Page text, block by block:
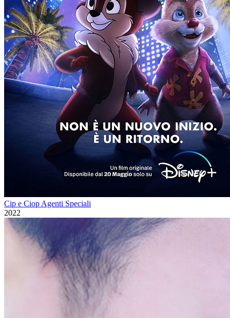
Cip e Ciop Agenti Speciali
2022